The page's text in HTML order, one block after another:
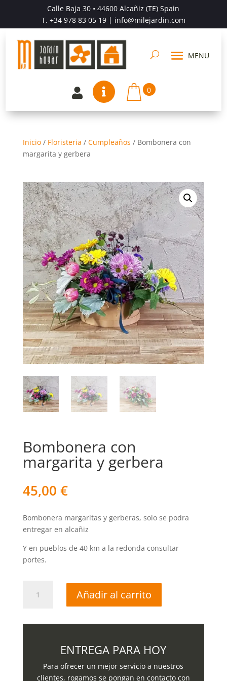
Calle Baja 30 • 44600 Alcañiz (TE) Spain
T. +34 978 83 05 19| info@milejardin.com
  0
Inicio/ Floristeria / Cumpleaños / Bombonera con
margarita y gerbera
Bombonera con
margarita y gerbera
45,00 €
Bombonera margaritas y gerberas, solo se podra
entregar en alcañiz
Y en pueblos de 40 km a la redonda consultar
portes.
Añadir al carrito
ENTREGA PARA HOY
Para ofrecer un mejor servicio a nuestros
clientes, rogamos se pongan en contacto con